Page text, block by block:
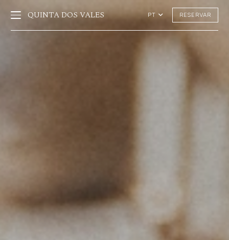
QUINTA DOS VALES PT RESERVAR